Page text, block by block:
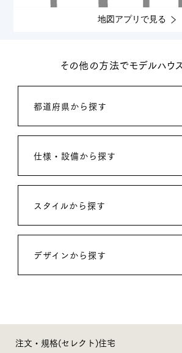
地図アプリで見る
その他の方法でモデルハウ
都道府県から探す
仕様・設備から探す
スタイルから探す
デザインから探す
注文・規格(セレクト)住宅